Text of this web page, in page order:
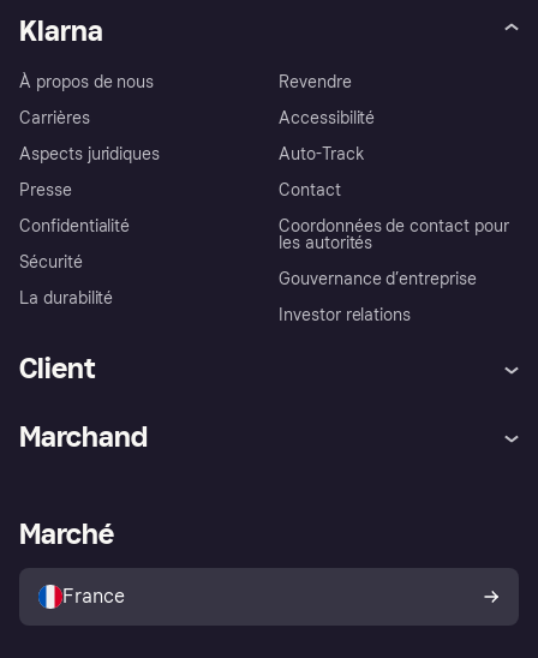
Klarna
À propos de nous
Carrières
Aspects juridiques
Presse
Confidentialité
Sécurité
La durabilité
Revendre
Accessibilité
Auto-Track
Contact
Coordonnées de contact pour
les autorités
Gouvernance d’entreprise
Investor relations
Client
Explorez les magasins
Politique de protection de
l’acheteur Klarna
Marchand
Portail Marchand
Marché
France